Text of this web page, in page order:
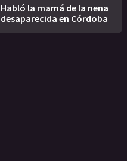
Habló la mamá de la nena
desaparecida en Córdoba